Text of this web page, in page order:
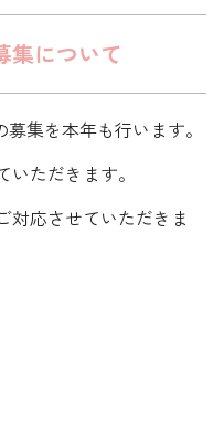
について
集を本年も行います。
ただきます。
対応させていただきま